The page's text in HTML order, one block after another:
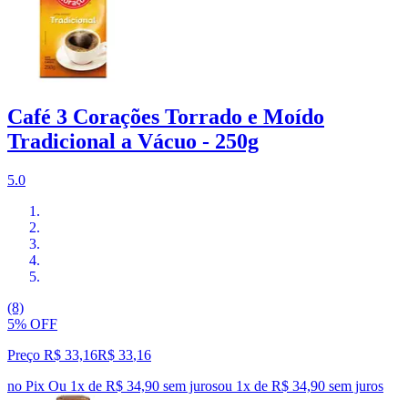
Café 3 Corações Torrado e Moído
Tradicional a Vácuo - 250g
5.0
(8)
5% OFF
Preço R$ 33,16R$ 33,16
no Pix Ou 1x de R$ 34,90 sem jurosou 1x de R$ 34,90 sem juros